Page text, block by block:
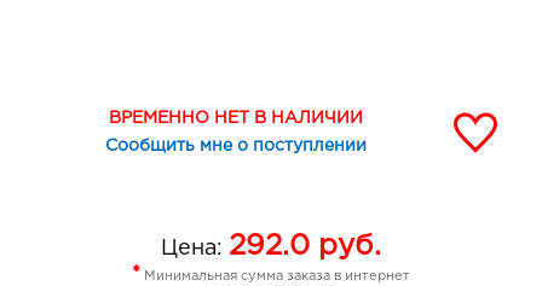
ВРЕМЕННО НЕТ В НАЛИЧИИ
Сообщить мне о поступлении
Цена: 292.0 руб.
* Минимальная сумма заказа в интернет